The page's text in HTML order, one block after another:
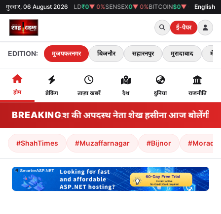
गुरुवार, 06 August 2026
GOLD₹0▼ 0% SENSEX0▼ 0%BITCOIN $0▼ 0% 38°Cमुजफ्फरनगर
English
ई-पेपर
EDITION: मुजफ्फरनगर बिजनौर सहारनपुर मुरादाबाद मेरठ
होम ब्रेकिंग ताज़ा खबरें देश दुनिया राजनीति
BREAKING
बांग्लादेश की अपदस्थ नेता शेख हसीना आज बोलेंगी:
#ShahTimes #Muzaffarnagar #Bijnor